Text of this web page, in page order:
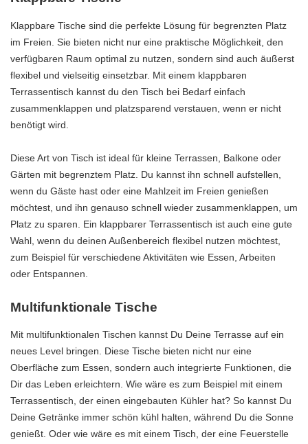
Klappbare Tische sind die perfekte Lösung für begrenzten Platz
im Freien. Sie bieten nicht nur eine praktische Möglichkeit, den
verfügbaren Raum optimal zu nutzen, sondern sind auch äußerst
flexibel und vielseitig einsetzbar. Mit einem klappbaren
Terrassentisch kannst du den Tisch bei Bedarf einfach
zusammenklappen und platzsparend verstauen, wenn er nicht
benötigt wird.
Diese Art von Tisch ist ideal für kleine Terrassen, Balkone oder
Gärten mit begrenztem Platz. Du kannst ihn schnell aufstellen,
wenn du Gäste hast oder eine Mahlzeit im Freien genießen
möchtest, und ihn genauso schnell wieder zusammenklappen, um
Platz zu sparen. Ein klappbarer Terrassentisch ist auch eine gute
Wahl, wenn du deinen Außenbereich flexibel nutzen möchtest,
zum Beispiel für verschiedene Aktivitäten wie Essen, Arbeiten
oder Entspannen.
Multifunktionale Tische
Mit multifunktionalen Tischen kannst Du Deine Terrasse auf ein
neues Level bringen. Diese Tische bieten nicht nur eine
Oberfläche zum Essen, sondern auch integrierte Funktionen, die
Dir das Leben erleichtern. Wie wäre es zum Beispiel mit einem
Terrassentisch, der einen eingebauten Kühler hat? So kannst Du
Deine Getränke immer schön kühl halten, während Du die Sonne
genießt. Oder wie wäre es mit einem Tisch, der eine Feuerstelle